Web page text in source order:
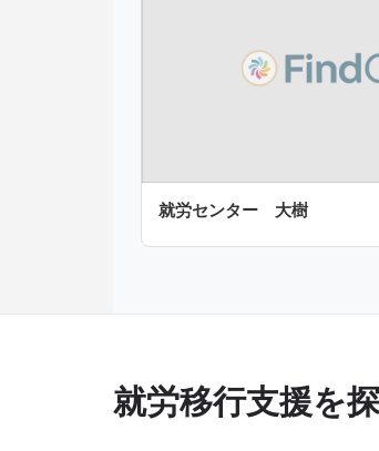
就労センター 大樹
就労移行支援を